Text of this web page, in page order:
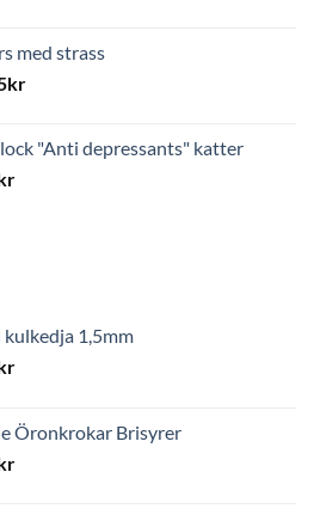
med strass
kr
"Anti depressants" katter
1,5mm
Öronkrokar Brisyrer